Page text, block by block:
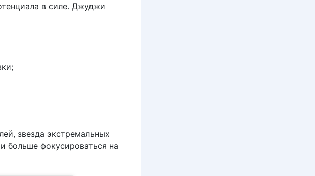
в силе. Джуджи
звезда экстремальных
больше фокусироваться на